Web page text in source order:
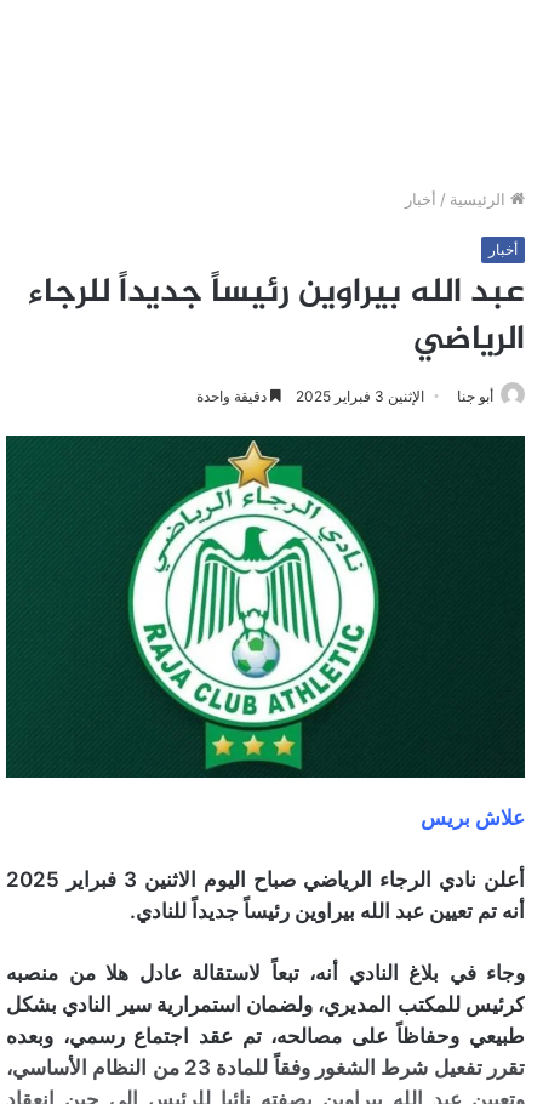
الرئيسية / أخبار
أخبار
عبد الله بيراوين رئيساً جديداً للرجاء
الرياضي
أبو جنا الإثنين 3 فبراير 2025 دقيقة واحدة
علاش بريس
أعلن نادي الرجاء الرياضي صباح اليوم الاثنين 3 فبراير 2025
أنه تم تعيين عبد الله بيراوين رئيساً جديداً للنادي.
وجاء في بلاغ النادي أنه، تبعاً لاستقالة عادل هلا من منصبه
كرئيس للمكتب المديري، ولضمان استمرارية سير النادي بشكل
طبيعي وحفاظاً على مصالحه، تم عقد اجتماع رسمي، وبعده
تقرر تفعيل شرط الشغور وفقاً للمادة 23 من النظام الأساسي،